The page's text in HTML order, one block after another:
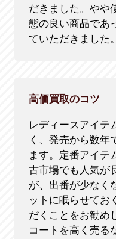
だきました。やや
態の良い商品であ
ていただきました。
高価買取のコツ
レディースアイテ
く、発売から数年
ます。定番アイテ
古市場でも人気が
が、出番が少なく
ットに眠らせてお
だくことをお勧め
コートを高く売る